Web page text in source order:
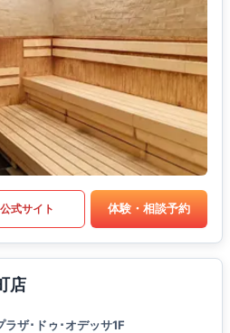
公式サイト 体験・相談予約
店
ザ･ドゥ･オデッサ1F